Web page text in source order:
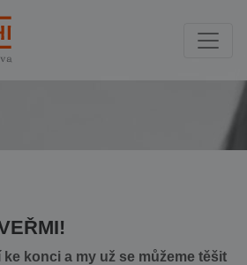
konci a my už se můžeme těšit